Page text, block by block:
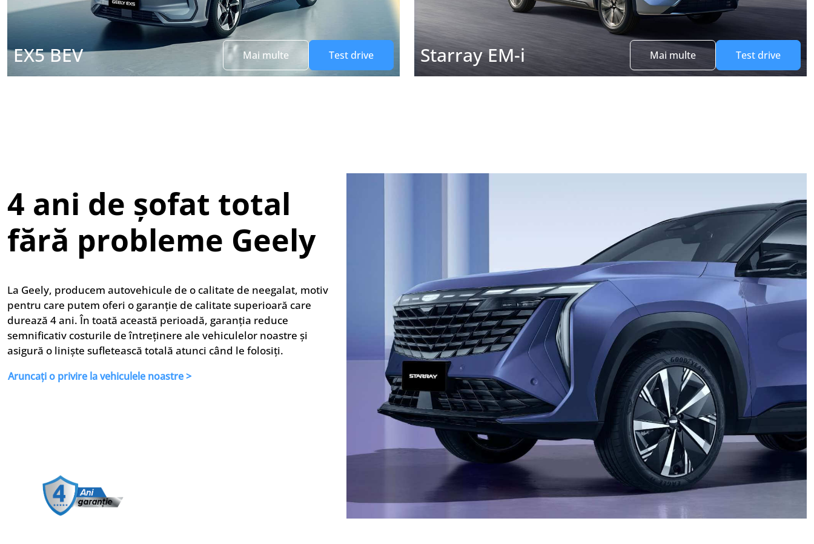
EX5 BEV Mai multe Test drive Starray EM-i Mai multe Test drive
4 ani de șofat total
fără probleme Geely
La Geely, producem autovehicule de o calitate de neegalat, motiv
pentru care putem oferi o garanție de calitate superioară care
durează 4 ani. În toată această perioadă, garanția reduce
semnificativ costurile de întreținere ale vehiculelor noastre și
asigură o liniște sufletească totală atunci când le folosiți.
Aruncați o privire la vehiculele noastre >